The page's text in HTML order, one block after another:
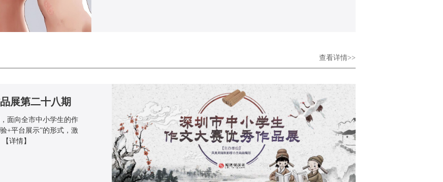
查看详情>>
展第二十八期
面向全市中小学生的作
+平台展示”的形式，激
【详情】